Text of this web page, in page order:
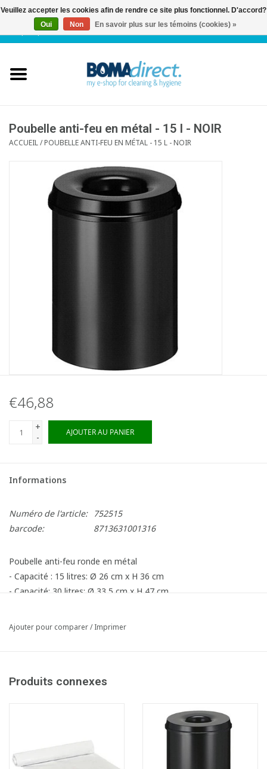
FR| 0 Articles
Service client
Poubelle anti-feu en métal - 15 l - NOIR
ACCUEIL/POUBELLE ANTI-FEU EN MÉTAL - 15 L - NOIR
€46,88
+
-
AJOUTER AU PANIER
Informations
Numéro de l'article:
752515
barcode:
8713631001316
Poubelle anti-feu ronde en métal
- Capacité : 15 litres: Ø 26 cm x H 36 cm
- Capacité: 30 litres: Ø 33,5 cm x H 47 cm
Ajouter pour comparer/Imprimer
Produits connexes
Veuillez accepter les cookies afin de rendre ce site plus fonctionnel. D'accord?
Oui
Non En savoir plus sur les témoins (cookies) »